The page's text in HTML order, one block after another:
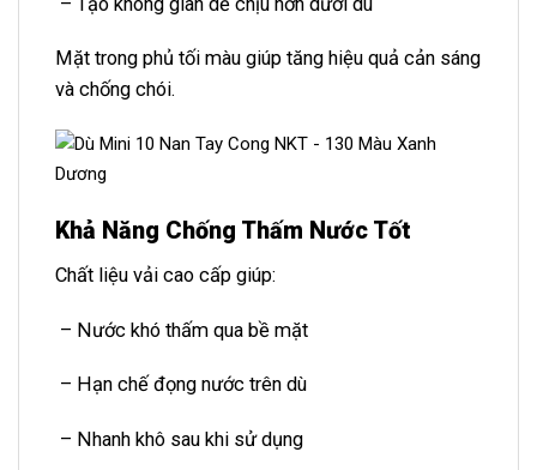
Mặt trong phủ tối màu giúp tăng hiệu quả cản sáng
và chống chói.
Khả Năng Chống Thấm Nước Tốt
Chất liệu vải cao cấp giúp:
– Nước khó thấm qua bề mặt
– Hạn chế đọng nước trên dù
– Nhanh khô sau khi sử dụng